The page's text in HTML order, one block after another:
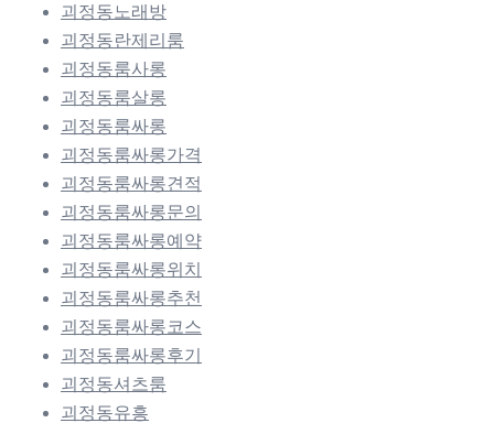
괴정동노래방
괴정동란제리룸
괴정동룸사롱
괴정동룸살롱
괴정동룸싸롱
괴정동룸싸롱가격
괴정동룸싸롱견적
괴정동룸싸롱문의
괴정동룸싸롱예약
괴정동룸싸롱위치
괴정동룸싸롱추천
괴정동룸싸롱코스
괴정동룸싸롱후기
괴정동셔츠룸
괴정동유흥